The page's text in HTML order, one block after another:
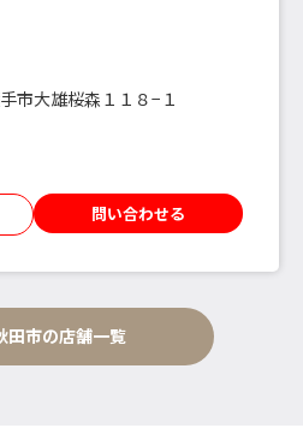
大雄桜森１１８−１
問い合わせる
田市の店舗一覧